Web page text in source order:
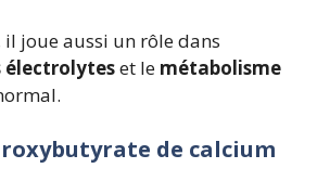
il joue aussi un rôle dans
électrolyteset le métabolisme
de calcium